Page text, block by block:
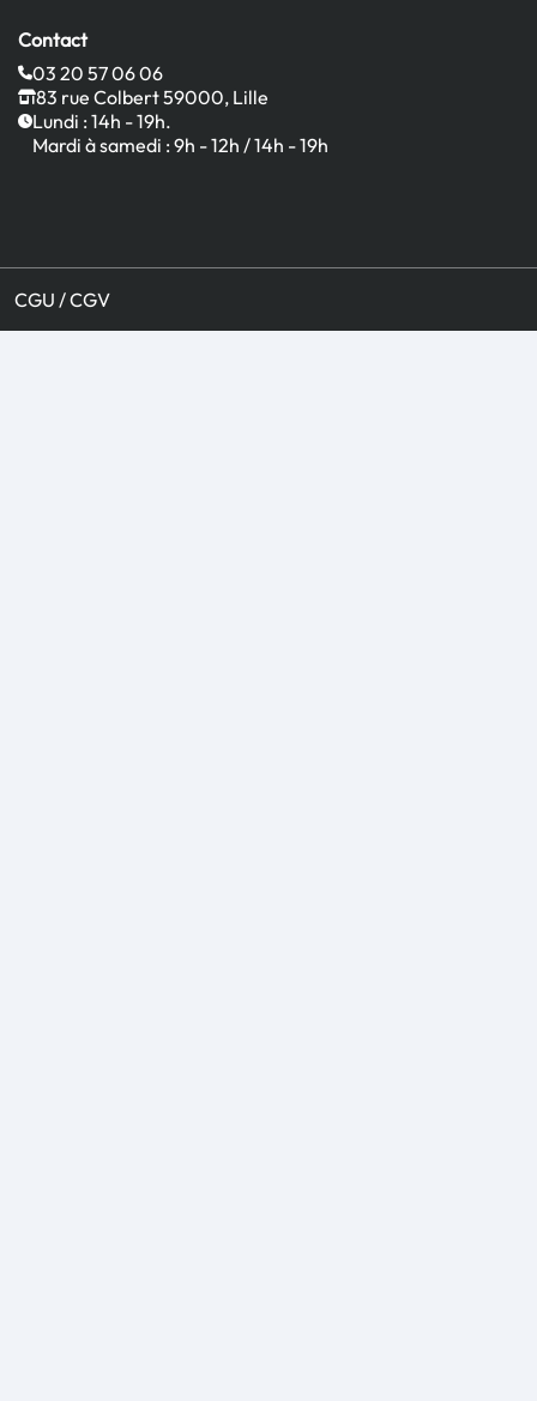
Contact
03 20 57 06 06
83 rue Colbert 59000, Lille
Lundi : 14h - 19h.
Mardi à samedi : 9h - 12h / 14h - 19h
CGU / CGV